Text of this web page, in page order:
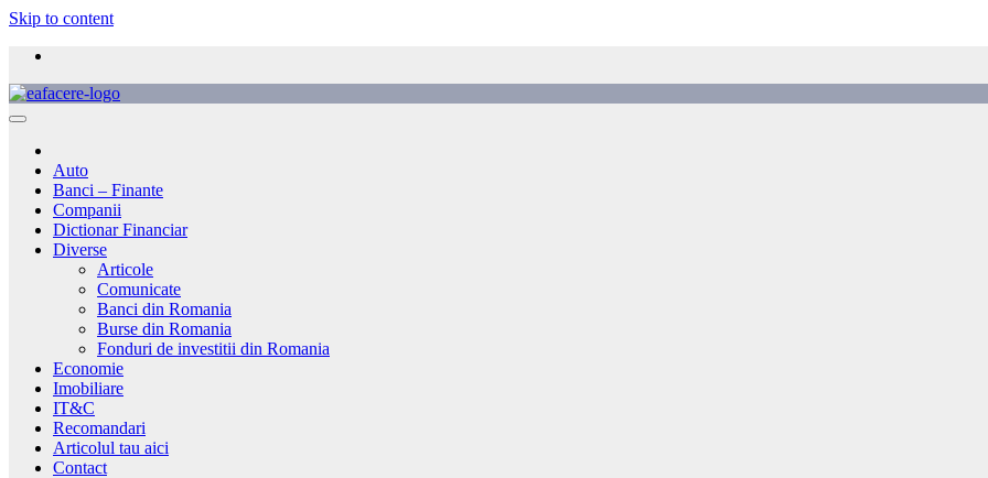
Skip to content
Auto
Banci – Finante
Companii
Dictionar Financiar
Diverse
Articole
Comunicate
Banci din Romania
Burse din Romania
Fonduri de investitii din Romania
Economie
Imobiliare
IT&C
Recomandari
Articolul tau aici
Contact